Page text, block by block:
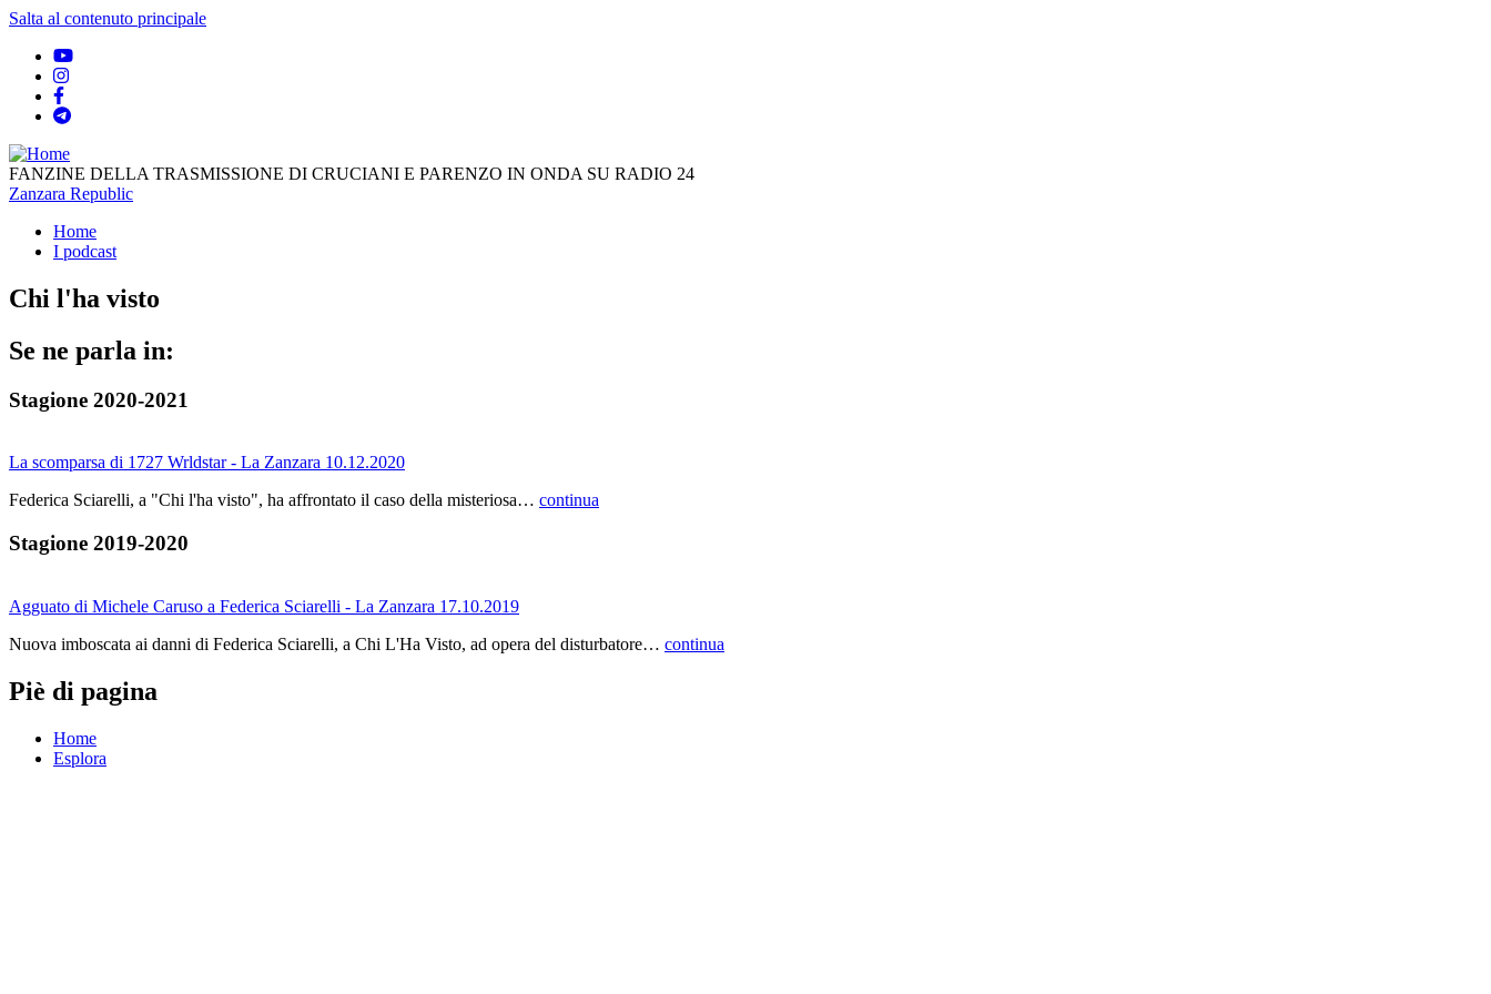
Salta al contenuto principale
FANZINE DELLA TRASMISSIONE DI CRUCIANI E PARENZO IN ONDA SU RADIO 24
Zanzara Republic
Home
I podcast
Chi l'ha visto
Se ne parla in:
Stagione 2020-2021
La scomparsa di 1727 Wrldstar - La Zanzara 10.12.2020
Federica Sciarelli, a "Chi l'ha visto", ha affrontato il caso della misteriosa… continua
Stagione 2019-2020
Agguato di Michele Caruso a Federica Sciarelli - La Zanzara 17.10.2019
Nuova imboscata ai danni di Federica Sciarelli, a Chi L'Ha Visto, ad opera del disturbatore… continua
Piè di pagina
Home
Esplora